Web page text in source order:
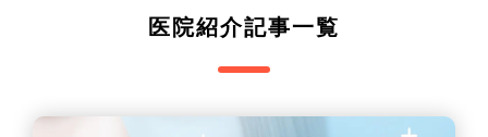
医院紹介記事一覧